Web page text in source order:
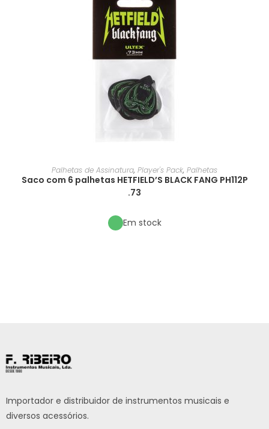
Palhetas de Assinatura, Player's Pack, Palhetas
Saco com 6 palhetas HETFIELD’S BLACK FANG PH112P
.73
Em stock
Importador e distribuidor de instrumentos musicais e
diversos acessórios.